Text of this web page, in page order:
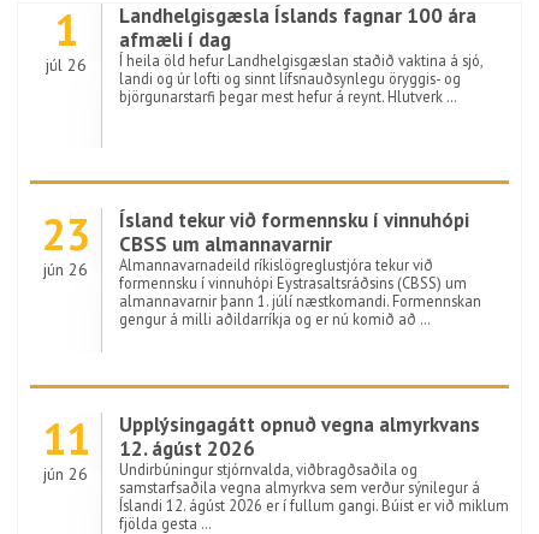
1
júl 26
Landhelgisgæsla Íslands fagnar 100 ára
afmæli í dag
Í heila öld hefur Landhelgisgæslan staðið vaktina á sjó,
landi og úr lofti og sinnt lífsnauðsynlegu öryggis- og
björgunarstarfi þegar mest hefur á reynt. Hlutverk …
23
jún 26
Ísland tekur við formennsku í vinnuhópi
CBSS um almannavarnir
Almannavarnadeild ríkislögreglustjóra tekur við
formennsku í vinnuhópi Eystrasaltsráðsins (CBSS) um
almannavarnir þann 1. júlí næstkomandi. Formennskan
gengur á milli aðildarríkja og er nú komið að …
11
jún 26
Upplýsingagátt opnuð vegna almyrkvans
12. ágúst 2026
Undirbúningur stjórnvalda, viðbragðsaðila og
samstarfsaðila vegna almyrkva sem verður sýnilegur á
Íslandi 12. ágúst 2026 er í fullum gangi. Búist er við miklum
fjölda gesta …